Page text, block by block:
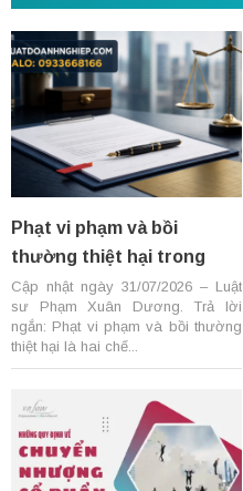
Phạt vi phạm và bồi
thường thiệt hại trong
hợp đồng thương mại: 8
điểm cần kiểm tra
Cập nhật ngày 31/07/2026 – Luật
sư Phạm Xuân Dương. Trả lời
ngắn: Phạt vi phạm và bồi thường
thiệt hại là hai chế...